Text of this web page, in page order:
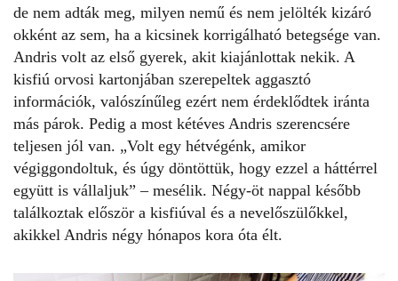
de nem adták meg, milyen nemű és nem jelölték kizáró
okként az sem, ha a kicsinek korrigálható betegsége van.
Andris volt az első gyerek, akit kiajánlottak nekik. A
kisfiú orvosi kartonjában szerepeltek aggasztó
információk, valószínűleg ezért nem érdeklődtek iránta
más párok. Pedig a most kétéves Andris szerencsére
teljesen jól van. „Volt egy hétvégénk, amikor
végiggondoltuk, és úgy döntöttük, hogy ezzel a háttérrel
együtt is vállaljuk” – mesélik. Négy-öt nappal később
találkoztak először a kisfiúval és a nevelőszülőkkel,
akikkel Andris négy hónapos kora óta élt.